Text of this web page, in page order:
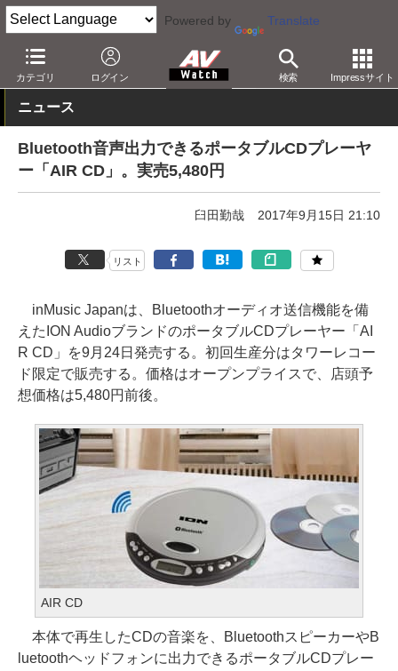
Powered by Translate
カテゴリ ログイン 検索 Impressサイト
AV Watch 製品 ポータブルオーディオ
ニュース
Bluetooth音声出力できるポータブルCDプレーヤ
ー「AIR CD」。実売5,480円
臼田勤哉 2017年9月15日 21:10
リスト
inMusic Japanは、Bluetoothオーディオ送信機能を備
えたION AudioブランドのポータブルCDプレーヤー「AI
R CD」を9月24日発売する。初回生産分はタワーレコー
ド限定で販売する。価格はオープンプライスで、店頭予
想価格は5,480円前後。
AIR CD
本体で再生したCDの音楽を、BluetoothスピーカーやB
luetoothヘッドフォンに出力できるポータブルCDプレー